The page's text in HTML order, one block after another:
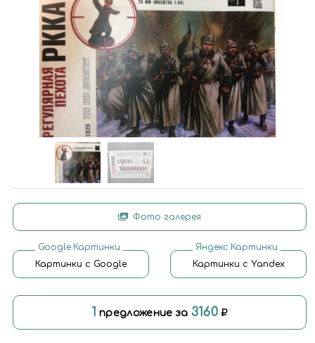
Фото галерея
Google.Картинки
Картинки с Google
Яндекс.Картинки
Картинки с Yandex
1 предложение за 3160